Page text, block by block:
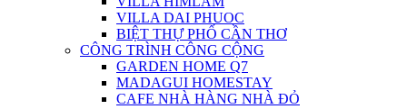
VILLA DAI PHUOC
BIỆT THỰ PHỐ CẦN THƠ
CÔNG TRÌNH CÔNG CỘNG
GARDEN HOME Q7
MADAGUI HOMESTAY
CAFE NHÀ HÀNG NHÀ ĐỎ